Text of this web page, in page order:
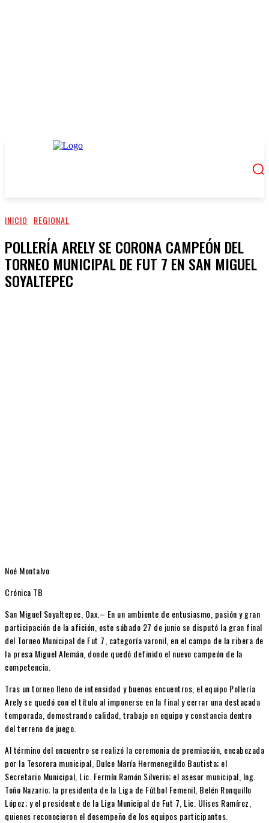
INICIO REGIONAL
POLLERÍA ARELY SE CORONA CAMPEÓN DEL
TORNEO MUNICIPAL DE FUT 7 EN SAN MIGUEL
SOYALTEPEC
Noé Montalvo
Crónica TB
San Miguel Soyaltepec, Oax.– En un ambiente de entusiasmo, pasión y gran
participación de la afición, este sábado 27 de junio se disputó la gran final
del Torneo Municipal de Fut 7, categoría varonil, en el campo de la ribera de
la presa Miguel Alemán, donde quedó definido el nuevo campeón de la
competencia.
Tras un torneo lleno de intensidad y buenos encuentros, el equipo Pollería
Arely se quedó con el título al imponerse en la final y cerrar una destacada
temporada, demostrando calidad, trabajo en equipo y constancia dentro
del terreno de juego.
Al término del encuentro se realizó la ceremonia de premiación, encabezada
por la Tesorera municipal, Dulce María Hermenegildo Bautista; el
Secretario Municipal, Lic. Fermín Ramón Silverio; el asesor municipal, Ing.
Toño Nazario; la presidenta de la Liga de Fútbol Femenil, Belén Ronquillo
López; y el presidente de la Liga Municipal de Fut 7, Lic. Ulises Ramírez,
quienes reconocieron el desempeño de los equipos participantes.